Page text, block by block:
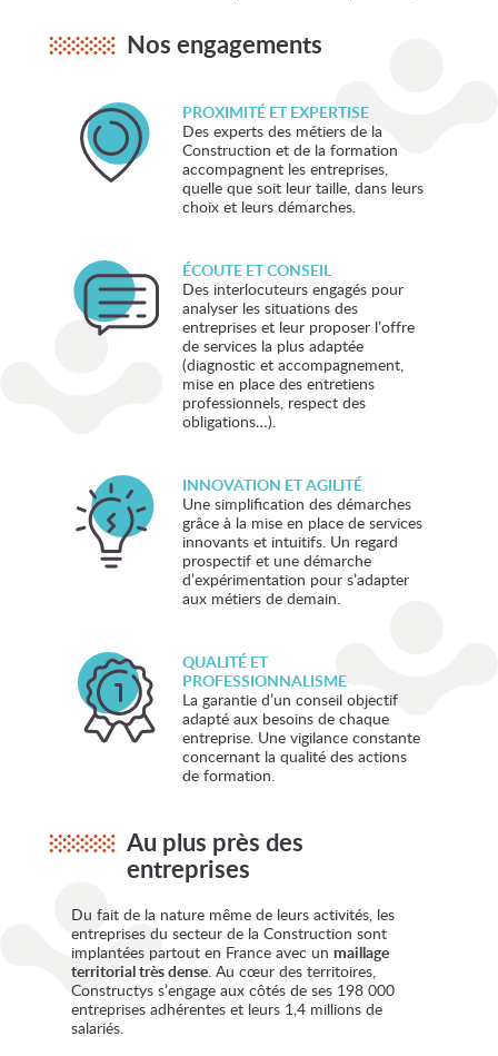
Nos engagements
PROXIMITÉ ET EXPERTISE
Des experts des métiers de la
Construction et de la formation
accompagnent les entreprises,
quelle que soit leur taille, dans leurs
choix et leurs démarches.
ÉCOUTE ET CONSEIL
Des interlocuteurs engagés pour
analyser les situations des
entreprises et leur proposer l’offre
de services la plus adaptée
(diagnostic et accompagnement,
mise en place des entretiens
professionnels, respect des
obligations…).
INNOVATION ET AGILITÉ
Une simplification des démarches
grâce à la mise en place de services
innovants et intuitifs. Un regard
prospectif et une démarche
d’expérimentation pour s’adapter
aux métiers de demain.
QUALITÉ ET
PROFESSIONNALISME
La garantie d’un conseil objectif
adapté aux besoins de chaque
entreprise. Une vigilance constante
concernant la qualité des actions
de formation.
Au plus près des
entreprises
Du fait de la nature même de leurs activités, les
entreprises du secteur de la Construction sont
implantées partout en France avec un maillage
territorial très dense. Au cœur des territoires,
Constructys s’engage aux côtés de ses 198 000
entreprises adhérentes et leurs 1,4 millions de
salariés.